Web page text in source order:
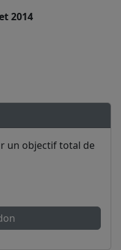
2014
un objectif total de